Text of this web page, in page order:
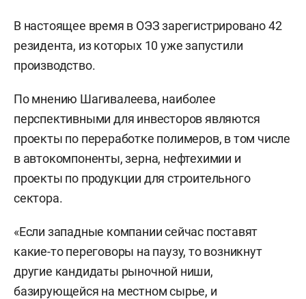
В настоящее время в ОЭЗ зарегистрировано 42
резидента, из которых 10 уже запустили
производство.
По мнению Шагивалеева, наиболее
перспективными для инвесторов являются
проекты по переработке полимеров, в том числе
в автокомпоненты, зерна, нефтехимии и
проекты по продукции для строительного
сектора.
«Если западные компании сейчас поставят
какие-то переговоры на паузу, то возникнут
другие кандидаты рыночной ниши,
базирующейся на местном сырье, и